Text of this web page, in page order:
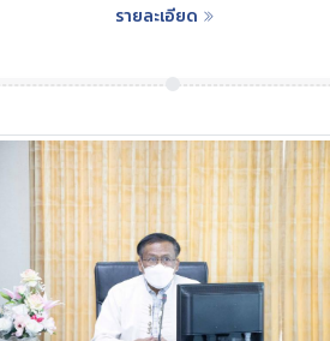
รายละเอียด